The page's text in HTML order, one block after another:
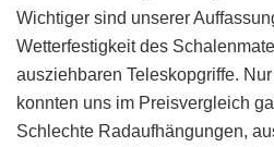
Wichtiger sind unserer
Wetterfestigkeit des
ausziehbaren Teleskopgriffe.
konnten uns im Preisvergleich
Schlechte Radaufhängungen,